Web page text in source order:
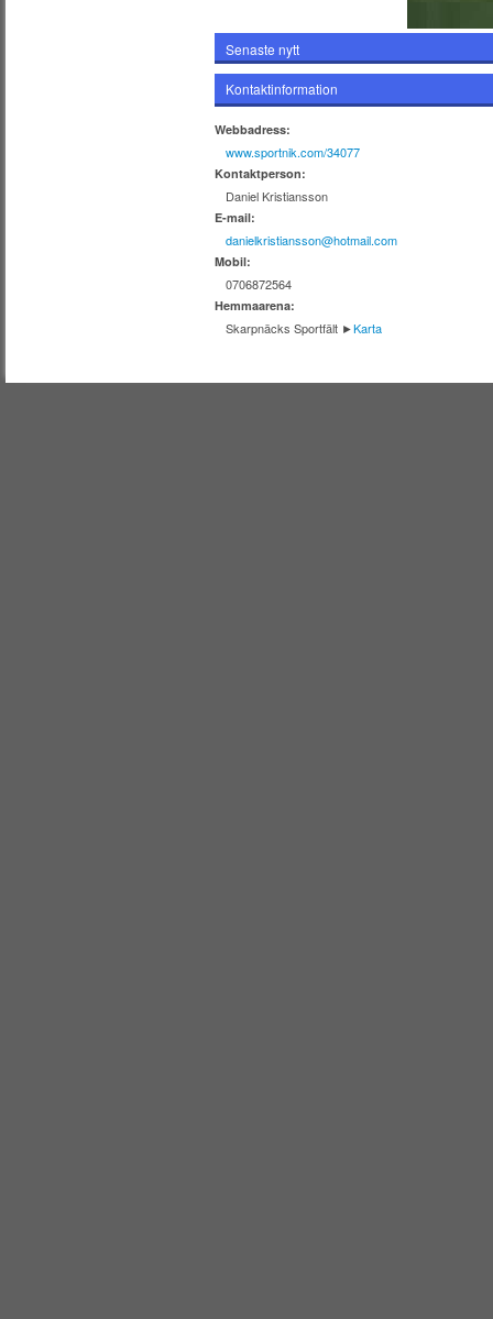
Senaste nytt
Kontaktinformation
Webbadress:
www.sportnik.com/34077
Kontaktperson:
Daniel Kristiansson
E-mail:
danielkristiansson@hotmail.com
Mobil:
0706872564
Hemmaarena:
Skarpnäcks Sportfält ►Karta